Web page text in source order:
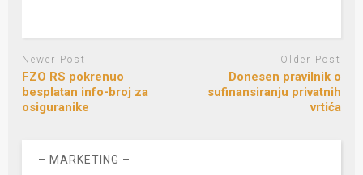
Newer Post
FZO RS pokrenuo
besplatan info-broj za
osiguranike
Older Post
Donesen pravilnik o
sufinansiranju privatnih
vrtića
– MARKETING –